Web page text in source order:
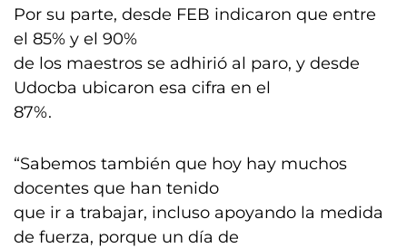
Por su parte, desde FEB indicaron que entre
el 85% y el 90%
de los maestros se adhirió al paro, y desde
Udocba ubicaron esa cifra en el
87%.
“Sabemos también que hoy hay muchos
docentes que han tenido
que ir a trabajar, incluso apoyando la medida
de fuerza, porque un día de